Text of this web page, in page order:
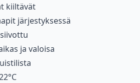
kiiltävät
järjestyksessä
ja valoisa